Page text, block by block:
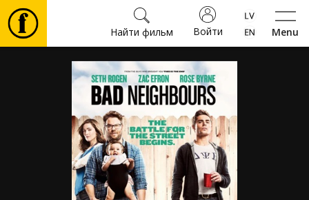
Menu
Войти
Найти фильм
Фильмы
Культура
Мероприятия